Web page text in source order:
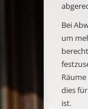
Bei
um
dies
ist.